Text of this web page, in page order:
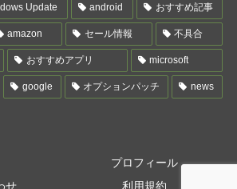
Update android おすすめ記事
amazon セール情報 不具合
おすすめアプリ microsoft
google オプションパッチ news
プロフィール
せ
利用規約